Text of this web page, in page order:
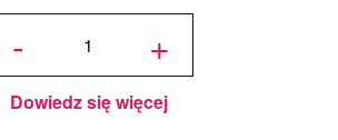
-
ilość
Białe
4mm +
Dowiedz się więcej